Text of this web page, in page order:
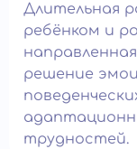
Длительная
ребёнком и
решение
трудностей.